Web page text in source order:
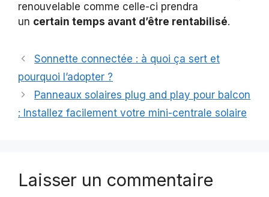
renouvelable comme celle-ci prendra
un certain temps avant d’être rentabilisé.
Sonnette connectée : à quoi ça sert et
pourquoi l’adopter ?
Panneaux solaires plug and play pour balcon
: Installez facilement votre mini-centrale solaire
Laisser un commentaire